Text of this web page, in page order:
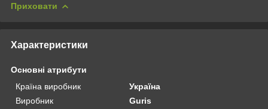
Приховати
Характеристики
Основні атрибути
Країна виробник
Україна
Виробник
Guris